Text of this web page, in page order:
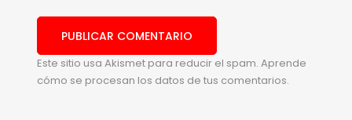
Este sitio usa Akismet para reducir el spam. Aprende
cómo se procesan los datos de tus comentarios.